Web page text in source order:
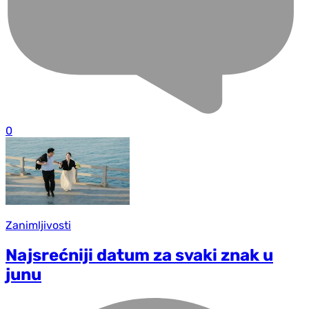
0
Zanimljivosti
Najsrećniji datum za svaki znak u
junu